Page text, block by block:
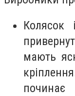
Колясок
мають